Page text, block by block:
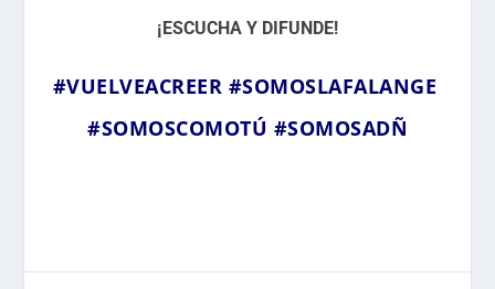
¡ESCUCHA Y DIFUNDE!
#VUELVEACREER #SOMOSLAFALANGE
#SOMOSCOMOTÚ #SOMOSADÑ